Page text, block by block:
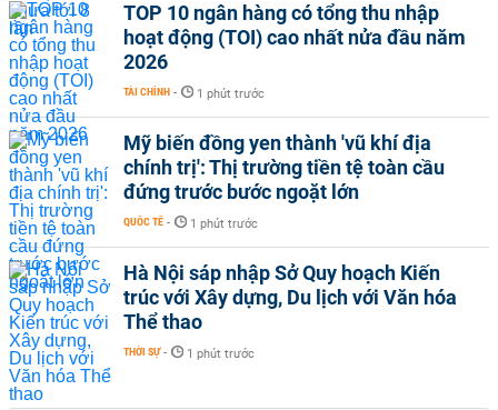
TOP 10 ngân hàng có tổng thu nhập
hoạt động (TOI) cao nhất nửa đầu năm
2026
TÀI CHÍNH - 1 phút trước
Mỹ biến đồng yen thành 'vũ khí địa
chính trị': Thị trường tiền tệ toàn cầu
đứng trước bước ngoặt lớn
QUỐC TẾ - 1 phút trước
Hà Nội sáp nhập Sở Quy hoạch Kiến
trúc với Xây dựng, Du lịch với Văn hóa
Thể thao
THỜI SỰ - 1 phút trước